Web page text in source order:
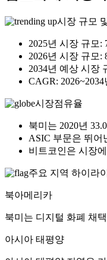
시장 규모
2025년 시장 규모:
2026년 시장 규모:
2034년 예상 시장
CAGR: 2026~2034
시장점유율
북미는 2020년
ASIC 부문은 뛰어
비트코인은 시장
주요 지역 하이라
북아메리카
북미는 디지털 화폐 채
아시아 태평양